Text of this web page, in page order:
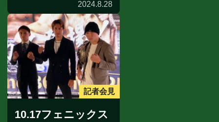
2024.8.28
記者会見
10.17フェニックス